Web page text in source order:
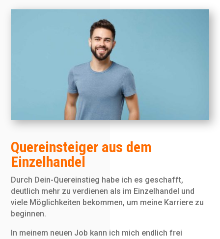
Quereinsteiger aus dem
Einzelhandel
Durch Dein-Quereinstieg habe ich es geschafft,
deutlich mehr zu verdienen als im Einzelhandel und
viele Möglichkeiten bekommen, um meine Karriere zu
beginnen.
In meinem neuen Job kann ich mich endlich frei